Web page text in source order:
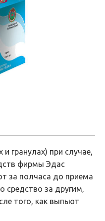
гранулах) при случае,
фирмы Эдас
за полчаса до приема
средство за другим,
того, как выпьют